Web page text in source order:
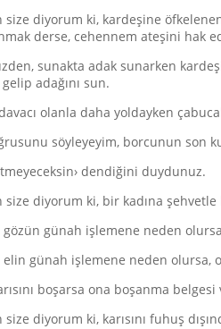
diyorum ki, kardeşine öfkelenen
derse, cehennem ateşini hak
sunakta adak sunarken
adağını sun.
olanla daha yoldayken
söyleyeyim, borcunun son
dendiğini duydunuz.
diyorum ki, bir kadına
günah işlemene neden
elin günah işlemene neden
boşarsa ona boşanma
diyorum ki, karısını fuhuş